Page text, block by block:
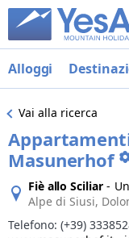
Alloggi
Vai alla ricerca
Masunerhof
Fiè allo Sciliar -
Alpe di Siusi,
Telefono: (+39)